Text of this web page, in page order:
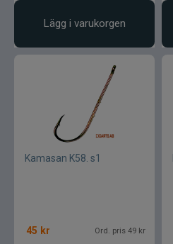
Lägg i varukorgen
Kamasan K58. s1
45 kr Ord. pris 49 kr